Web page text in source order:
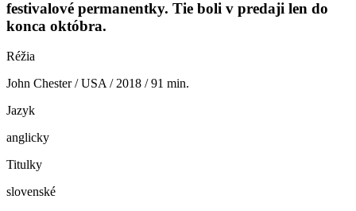
festivalové permanentky. Tie boli v predaji len do
konca októbra.
Réžia
John Chester / USA / 2018 / 91 min.
Jazyk
anglicky
Titulky
slovenské